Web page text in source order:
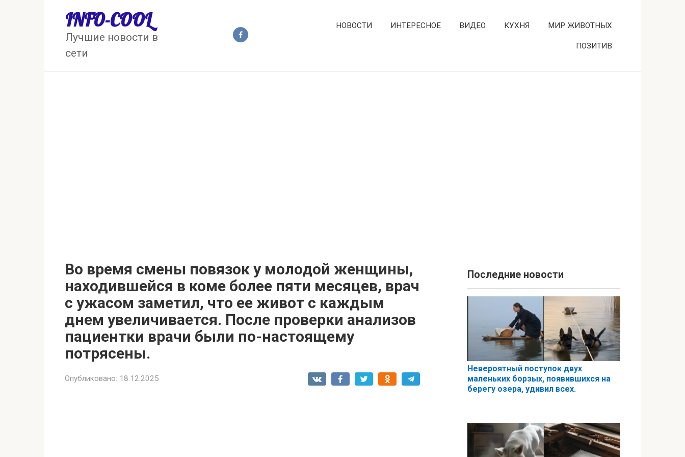
INFO-COOL
Лучшие новости в
сети
НОВОСТИ ИНТЕРЕСНОЕ ВИДЕО КУХНЯ МИР ЖИВОТНЫХ
ПОЗИТИВ
Во время смены повязок у молодой женщины,
находившейся в коме более пяти месяцев, врач
с ужасом заметил, что ее живот с каждым
днем ​​увеличивается. После проверки анализов
пациентки врачи были по-настоящему
потрясены.
Опубликовано: 18.12.2025
Последние новости
Невероятный поступок двух
маленьких борзых, появившихся на
берегу озера, удивил всех.